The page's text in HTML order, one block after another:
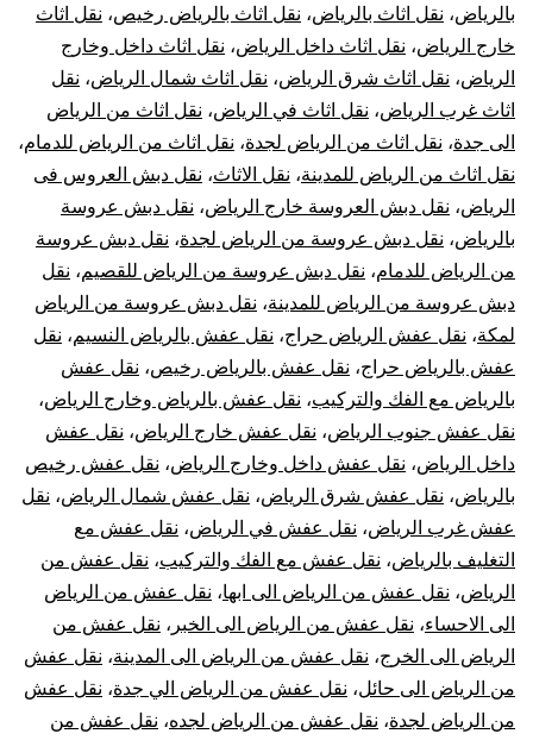
بالرياض، نقل اثاث بالرياض، نقل اثاث بالرياض رخيص، نقل اثاث
خارج الرياض، نقل اثاث داخل الرياض، نقل اثاث داخل وخارج
الرياض، نقل اثاث شرق الرياض، نقل اثاث شمال الرياض، نقل
اثاث غرب الرياض، نقل اثاث في الرياض، نقل اثاث من الرياض
الى جدة، نقل اثاث من الرياض لجدة، نقل اثاث من الرياض للدمام،
نقل اثاث من الرياض للمدينة، نقل الاثاث، نقل دبش العروس فى
الرياض، نقل دبش العروسة خارج الرياض، نقل دبش عروسة
بالرياض، نقل دبش عروسة من الرياض لجدة، نقل دبش عروسة
من الرياض للدمام، نقل دبش عروسة من الرياض للقصيم، نقل
دبش عروسة من الرياض للمدينة، نقل دبش عروسة من الرياض
لمكة، نقل عفش الرياض حراج، نقل عفش بالرياض النسيم، نقل
عفش بالرياض حراج، نقل عفش بالرياض رخيص، نقل عفش
بالرياض مع الفك والتركيب، نقل عفش بالرياض وخارج الرياض،
نقل عفش جنوب الرياض، نقل عفش خارج الرياض، نقل عفش
داخل الرياض، نقل عفش داخل وخارج الرياض، نقل عفش رخيص
بالرياض، نقل عفش شرق الرياض، نقل عفش شمال الرياض، نقل
عفش غرب الرياض، نقل عفش في الرياض، نقل عفش مع
التغليف بالرياض، نقل عفش مع الفك والتركيب، نقل عفش من
الرياض، نقل عفش من الرياض الى ابها، نقل عفش من الرياض
الى الاحساء، نقل عفش من الرياض الى الخبر ، نقل عفش من
الرياض الى الخرج، نقل عفش من الرياض الى المدينة، نقل عفش
من الرياض الى حائل، نقل عفش من الرياض الي جدة، نقل عفش
من الرياض لجدة، نقل عفش من الرياض لجده، نقل عفش من